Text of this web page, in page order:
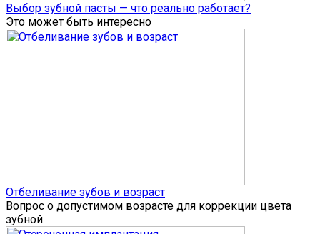
Выбор зубной пасты — что реально работает?
Это может быть интересно
Отбеливание зубов и возраст
Вопрос о допустимом возрасте для коррекции цвета
зубной